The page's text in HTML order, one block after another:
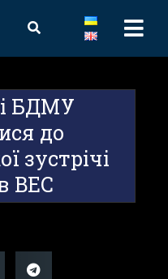
БДМУ
до
зустрічі
BEC